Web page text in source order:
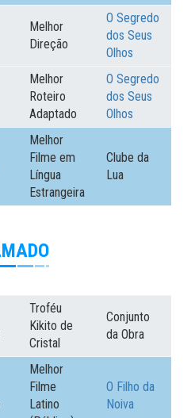
Melhor
Direção
O Segredo
dos Seus
Olhos
Melhor
Roteiro
Adaptado
O Segredo
dos Seus
Olhos
Melhor
Filme em
Língua
Estrangeira
Clube da
Lua
Troféu
Kikito de
Cristal
Conjunto
da Obra
Melhor
Filme
Latino
O Filho da
Noiva